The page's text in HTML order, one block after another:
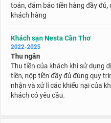
toán, đảm bảo tiền hàng đầy
khách hàng
Khách sạn Nesta Cần Thơ
2022-2025
Thu ngân
Thu tiền của khách khi sử dụng
tiền, nộp tiền đầy đủ đúng quy
nhận và xử lí các khiếu nại của
khách có yêu cầu.